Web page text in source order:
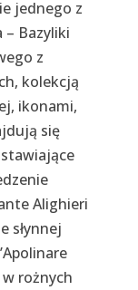
jednego z
Bazyliki
z
kolekcją
ikonami,
się
Alighieri
słynnej
rożnych